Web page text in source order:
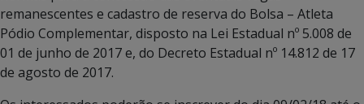
remanescentes e cadastro de reserva do Bolsa – Atleta
Pódio Complementar, disposto na Lei Estadual nº 5.008 de
01 de junho de 2017 e, do Decreto Estadual nº 14.812 de 17
de agosto de 2017.